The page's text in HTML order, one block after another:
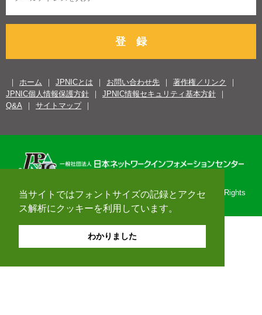
当サイトではフォントサイズの記録とアクセ
ス解析にクッキーを利用しています。
わかりました
登 録
ホーム JPNICとは お問い合わせ先
著作権／リンク
JPNIC個人情報保護方針
JPNIC情報セキュリティ基本方針
Q&A
サイトマップ
Copyright© 1996-2026 Japan Network Information Center. All Rights
Reserved.